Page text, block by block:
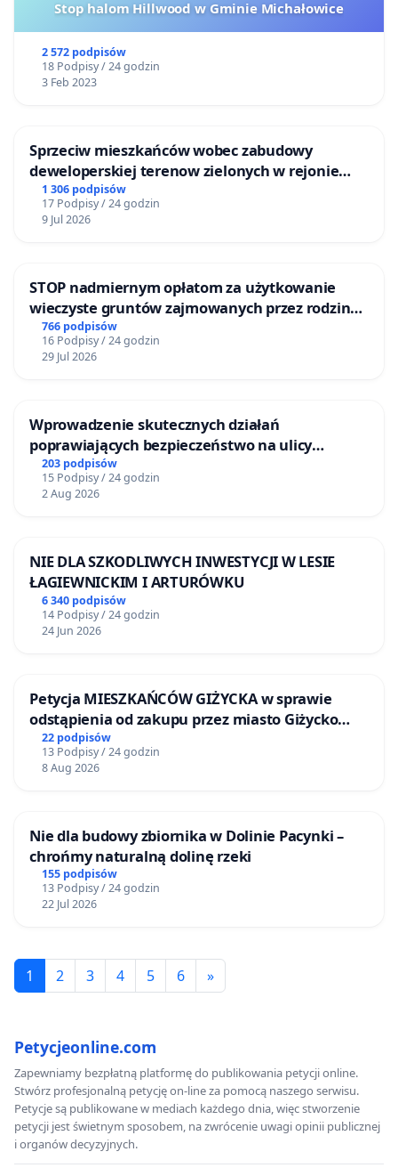
Stop halom Hillwood w Gminie Michałowice
2 572 podpisów
18 Podpisy / 24 godzin
3 Feb 2023
Sprzeciw mieszkańców wobec zabudowy
deweloperskiej terenow zielonych w rejonie
Bulwarów Straceńskich w Bielsku-Białej
1 306 podpisów
17 Podpisy / 24 godzin
9 Jul 2026
STOP nadmiernym opłatom za użytkowanie
wieczyste gruntów zajmowanych przez rodzinne
ogrody działkowe.
766 podpisów
16 Podpisy / 24 godzin
29 Jul 2026
Wprowadzenie skutecznych działań
poprawiających bezpieczeństwo na ulicy
Żeromskiego w Otwocku
203 podpisów
15 Podpisy / 24 godzin
2 Aug 2026
NIE DLA SZKODLIWYCH INWESTYCJI W LESIE
ŁAGIEWNICKIM I ARTURÓWKU
6 340 podpisów
14 Podpisy / 24 godzin
24 Jun 2026
Petycja MIESZKAŃCÓW GIŻYCKA w sprawie
odstąpienia od zakupu przez miasto Giżycko
nieruchomości położonej nad jeziorem Niegocin
22 podpisów
13 Podpisy / 24 godzin
8 Aug 2026
Nie dla budowy zbiornika w Dolinie Pacynki –
chrońmy naturalną dolinę rzeki
155 podpisów
13 Podpisy / 24 godzin
22 Jul 2026
1 2 3 4 5 6 »
Petycjeonline.com
Zapewniamy bezpłatną platformę do publikowania petycji online.
Stwórz profesjonalną petycję on-line za pomocą naszego serwisu.
Petycje są publikowane w mediach każdego dnia, więc stworzenie
petycji jest świetnym sposobem, na zwrócenie uwagi opinii publicznej
i organów decyzyjnych.